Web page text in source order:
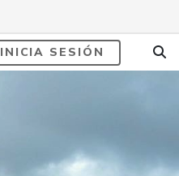
INICIA SESIÓN